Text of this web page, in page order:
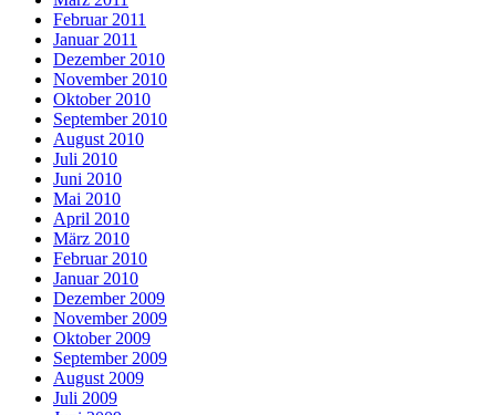
Februar 2011
Januar 2011
Dezember 2010
November 2010
Oktober 2010
September 2010
August 2010
Juli 2010
Juni 2010
Mai 2010
April 2010
März 2010
Februar 2010
Januar 2010
Dezember 2009
November 2009
Oktober 2009
September 2009
August 2009
Juli 2009